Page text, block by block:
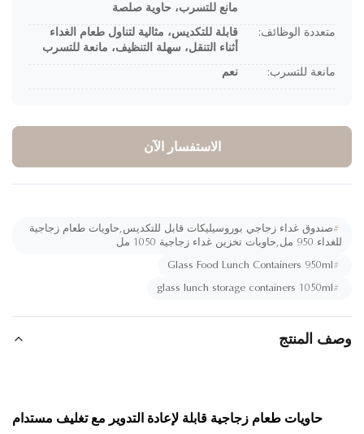
مانع للتسرب، حاوية صلصة
متعددة الوظائف:
قابلة للتكديس، مثالية لتناول طعام الغداء
أثناء التنقل، سهلة التنظيف، مانعة للتسرب
مانعة للتسرب:
الاستفسار الآن
صندوق غداء زجاجي بوروسيليكات قابل للتكديس,حاويات طعام زجاجية
950 مل,حاويات تخزين غداء زجاجية 1050 مل
Glass Food Lunch Containers 950ml
glass lunch storage containers 1050ml
المنتج
حاويات طعام زجاجية قابلة لإعادة التدوير مع تغليف مستدام